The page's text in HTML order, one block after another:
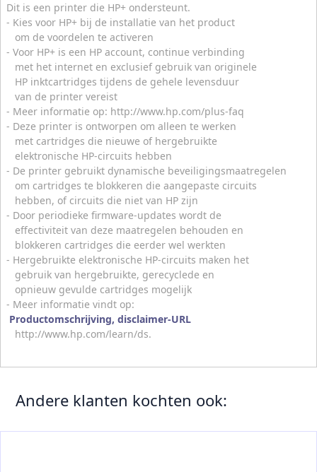
Dit is een printer die HP+ ondersteunt.
- Kies voor HP+ bij de installatie van het product
om de voordelen te activeren
- Voor HP+ is een HP account, continue verbinding
met het internet en exclusief gebruik van originele
HP inktcartridges tijdens de gehele levensduur
van de printer vereist
- Meer informatie op: http://www.hp.com/plus-faq
- Deze printer is ontworpen om alleen te werken
met cartridges die nieuwe of hergebruikte
elektronische HP-circuits hebben
- De printer gebruikt dynamische beveiligingsmaatregelen
om cartridges te blokkeren die aangepaste circuits
hebben, of circuits die niet van HP zijn
- Door periodieke firmware-updates wordt de
effectiviteit van deze maatregelen behouden en
blokkeren cartridges die eerder wel werkten
- Hergebruikte elektronische HP-circuits maken het
gebruik van hergebruikte, gerecyclede en
opnieuw gevulde cartridges mogelijk
- Meer informatie vindt op:
Productomschrijving, disclaimer-URL
http://www.hp.com/learn/ds.
Andere klanten kochten ook: